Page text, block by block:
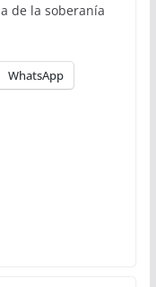
de la soberanía
WhatsApp